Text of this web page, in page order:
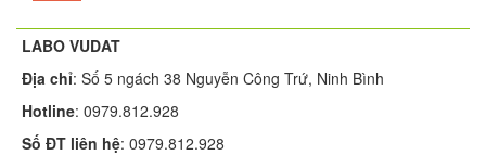
LABO VUDAT
Địa chỉ: Số 5 ngách 38 Nguyễn Công Trứ, Ninh Bình
Hotline: 0979.812.928
Số ĐT liên hệ: 0979.812.928